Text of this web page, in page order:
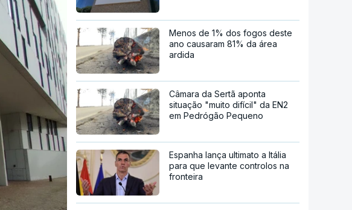
Menos de 1% dos fogos deste
ano causaram 81% da área
ardida
Câmara da Sertã aponta
situação "muito difícil" da EN2
em Pedrógão Pequeno
Espanha lança ultimato a Itália
para que levante controlos na
fronteira